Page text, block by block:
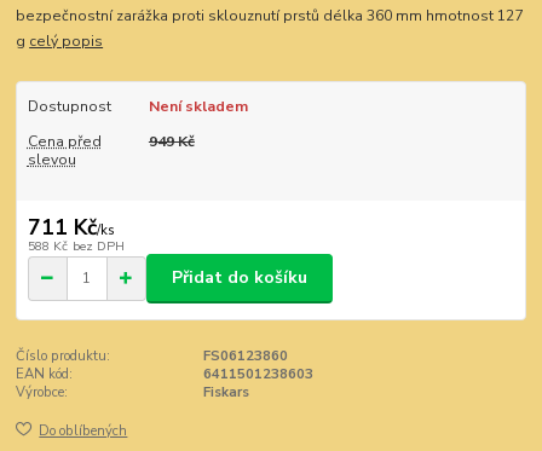
bezpečnostní zarážka proti sklouznutí prstů délka 360 mm hmotnost 127
g celý popis
Dostupnost
Není skladem
Cena před
slevou
949 Kč
711 Kč/ks
588 Kč bez DPH
Přidat do košíku
Číslo produktu:
FS06123860
EAN kód:
6411501238603
Výrobce:
Fiskars
Do oblíbených